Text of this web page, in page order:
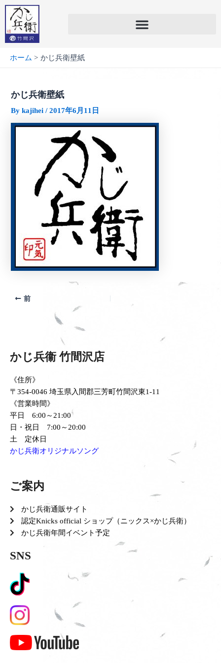
内
を
ホーム かじ兵衛壁紙
かじ兵衛壁紙
Bykajihei/2017年6月11日
前
かじ兵衞 竹間沢店
《住所》
〒354-0046 埼玉県入間郡三芳町竹間沢東1-11
《営業時間》
平日 6:00～21:00
日・祝日 7:00～20:00
土 定休日
かじ兵衛オリジナルソング
ご案内
かじ兵衛通販サイト
認定Knicks official ショップ（ニックス×かじ兵衛）
かじ兵衛年間イベント予定
SNS